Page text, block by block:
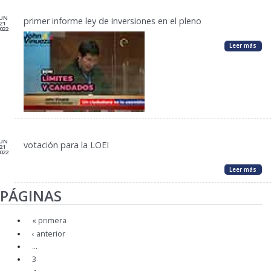
21 primer informe ley de inversiones en el pleno
Leer más
21 votación para la LOEI
Leer más
PÁGINAS
« primera
‹ anterior
…
3